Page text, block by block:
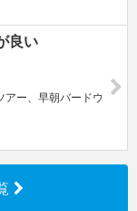
良い
アー、早朝バードウ